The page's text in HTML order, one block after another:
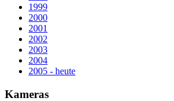
1999
2000
2001
2002
2003
2004
2005 - heute
Kameras